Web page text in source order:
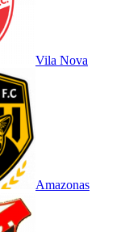
Vila Nova
Amazonas